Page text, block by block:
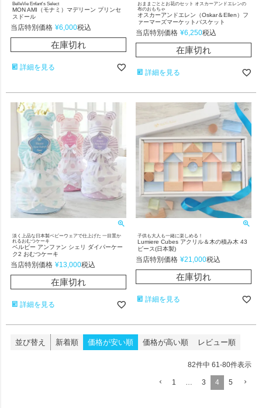
BelleVie Enfant's Select
MON AMI（モナミ）マデリーン プリンセ
スドール
当店特別価格 ¥6,000税込
在庫切れ
詳細を見る
おままごととお花のセット オスカーアンドエレンの
布のおもちゃ
オスカーアンドエレン（Oskar＆Ellen）フ
ァーマーズマーケットバスケット
当店特別価格 ¥6,250税込
在庫切れ
詳細を見る
淡く上品な日本製ベビーウェアで仕上げた 一目置か
れるおむつケーキ
ベルビー アンファン シェリ ダイパーケー
ク2 おむつケーキ
当店特別価格 ¥13,000税込
在庫切れ
詳細を見る
子供も大人も一緒に楽しめる！
Lumiere Cubes アクリル＆木の積み木 43
ピース(日本製)
当店特別価格 ¥21,000税込
在庫切れ
詳細を見る
並び替え 新着順 価格が安い順 価格が高い順 レビュー順
82件中 61-80件表示
1 … 3 4 5